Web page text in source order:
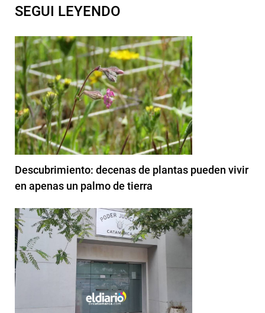
SEGUI LEYENDO
Descubrimiento: decenas de plantas pueden vivir
en apenas un palmo de tierra